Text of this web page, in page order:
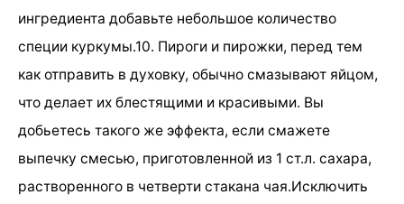
ингредиента добавьте небольшое количество
специи куркумы.10. Пироги и пирожки, перед тем
как отправить в духовку, обычно смазывают яйцом,
что делает их блестящими и красивыми. Вы
добьетесь такого же эффекта, если смажете
выпечку смесью, приготовленной из 1 ст.л. сахара,
растворенного в четверти стакана чая.Исключить